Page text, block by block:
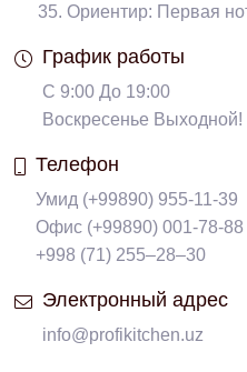
35. Ориентир: Первая
График работы
С 9:00 До 19:00
Воскресенье Выходной!
Телефон
Умид (+99890) 955-11-39
Офис (+99890) 001-78-88
+998 (71) 255–28–30
Электронный адрес
info@profikitchen.uz